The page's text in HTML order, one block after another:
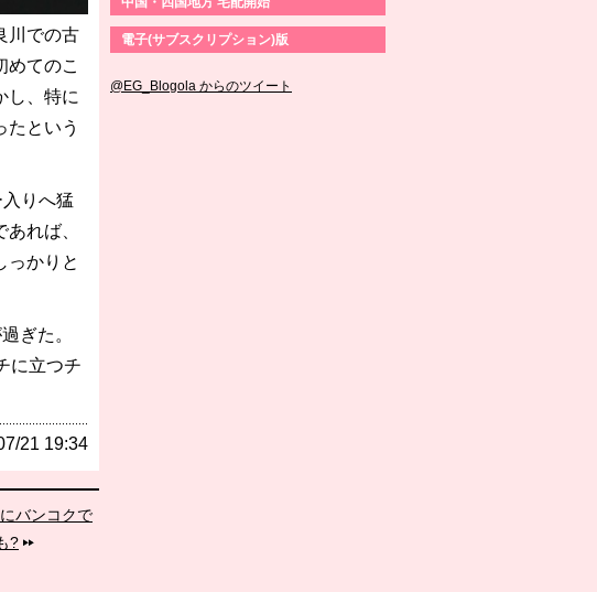
川での古
めてのこ
し、特に
たという
りへ猛
れば、
っかりと
ぎた。
に立つチ
21 19:34
バンコクで
?
電子(サブスクリプション)版
@EG_Blogola からのツイート